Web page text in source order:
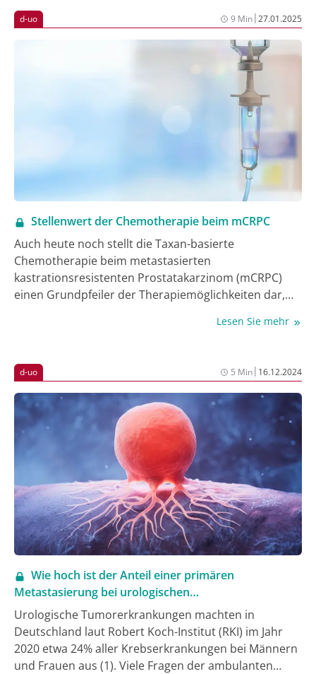
tumorspezifisches Register zur Erfassung der
Versorgungssituation in Deutschland. Diese Situation
war und ist für die uro-onkologische
Versorgungsforschung unbefriedigend. Daher war es
d-uo von Anfang an ein Anliegen, Nationale Register
für urologische Tumorerkrankungen zu entwickeln.
Im Oktober 2022 wurde das Nationale Register
Prostatakarzinom (ProNAT) von d-uo initiiert [2-4]. Zu
den Zielen von ProNAT gehören die wissenschaftliche
Auswertung sowie die fortlaufende
Qualitätssicherung und Verbesserung der
Behandlung von Patienten mit einem
Prostatakarzinom in der praxisambulanten
Versorgung [2-4].
d-uo 9 Min|27.01.2025
Stellenwert der Chemotherapie beim mCRPC
Auch heute noch stellt die Taxan-basierte
Chemotherapie beim metastasierten
kastrationsresistenten Prostatakarzinom (mCRPC)
einen Grundpfeiler der Therapiemöglichkeiten dar,
hinteren Linien der Behandlungskaskaden durch die
Therapeuten eingesetzt wird. In einer ersten
Auswertung des Prostatakarzinomregisters ProNAT
von d-uo fand sich ein Anteil von 30% der Patienten,
die eine Chemotherapie erhielten (1).
Lesen Sie mehr
d-uo 5 Min| 16.12.2024
Wie hoch ist der Anteil einer primären
Metastasierung bei urologischen
Tumorerkrankungen?
Urologische Tumorerkrankungen machten in
Deutschland laut Robert Koch-Institut (RKI) im Jahr
2020 etwa 24% aller Krebserkrankungen bei Männern
und Frauen aus (1). Viele Fragen der ambulanten